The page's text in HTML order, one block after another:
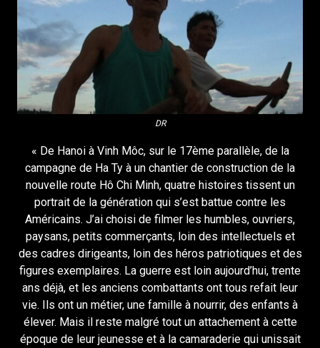
DR
« De Hanoi à Vinh Môc, sur le 17ème parallèle, de la
campagne de Ha Ty à un chantier de construction de la
nouvelle route Hô Chi Minh, quatre histoires tissent un
portrait de la génération qui s’est battue contre les
Américains. J’ai choisi de filmer les humbles, ouvriers,
paysans, petits commerçants, loin des intellectuels et
des cadres dirigeants, loin des héros patriotiques et des
figures exemplaires. La guerre est loin aujourd’hui, trente
ans déjà, et les anciens combattants ont tous refait leur
vie. Ils ont un métier, une famille à nourrir, des enfants à
élever. Mais il reste malgré tout un attachement à cette
époque de leur jeunesse et à la camaraderie qui unissait